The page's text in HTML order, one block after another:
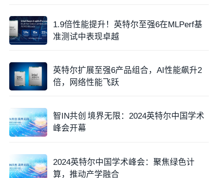
1.9倍性能提升！英特尔至强6在MLPerf基
准测试中表现卓越
英特尔扩展至强6产品组合，AI性能飙升2
倍，网络性能飞跃
智IN共创 境界无限：2024英特尔中国学术
峰会开幕
2024英特尔中国学术峰会：聚焦绿色计
算，推动产学融合